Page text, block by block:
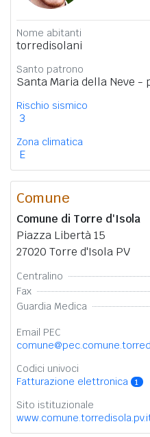
Nome abitanti
torredisolani
Santo patrono
Santa Maria della Neve -
Rischio sismico
3
Zona climatica
E
Comune
Comune di Torre d'Isola
Piazza Libertà 15
27020 Torre d'Isola PV
Centralino
Fax
Guardia Medica
Email PEC
Codici univoci
Fatturazione elettronica
1
Sito istituzionale